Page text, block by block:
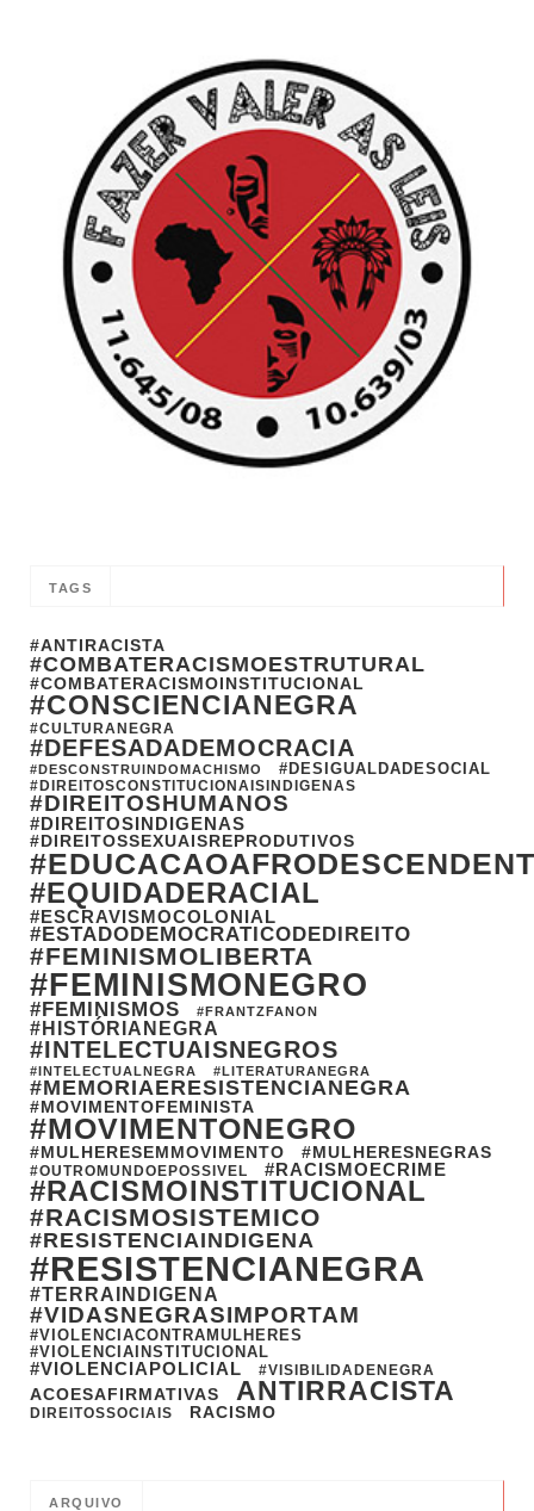
TAGS
#ANTIRACISTA
#COMBATERACISMOESTRUTURAL
#COMBATERACISMOINSTITUCIONAL
#CONSCIENCIANEGRA
#CULTURANEGRA
#DEFESADADEMOCRACIA
#DESCONSTRUINDOMACHISMO #DESIGUALDADESOCIAL
#DIREITOSCONSTITUCIONAISINDIGENAS
#DIREITOSHUMANOS
#DIREITOSINDIGENAS
#DIREITOSSEXUAISREPRODUTIVOS
#EQUIDADERACIAL
#ESCRAVISMOCOLONIAL
#ESTADODEMOCRATICODEDIREITO
#FEMINISMOLIBERTA
#FEMINISMONEGRO
#FEMINISMOS #FRANTZFANON
#HISTÓRIANEGRA
#INTELECTUAISNEGROS
#INTELECTUALNEGRA #LITERATURANEGRA
#MEMORIAERESISTENCIANEGRA
#MOVIMENTOFEMINISTA
#MOVIMENTONEGRO
#MULHERESEMMOVIMENTO #MULHERESNEGRAS
#OUTROMUNDOEPOSSIVEL #RACISMOECRIME
#RACISMOINSTITUCIONAL
#RACISMOSISTEMICO
#RESISTENCIAINDIGENA
#RESISTENCIANEGRA
#TERRAINDIGENA
#VIDASNEGRASIMPORTAM
#VIOLENCIACONTRAMULHERES
#VIOLENCIAINSTITUCIONAL
#VIOLENCIAPOLICIAL #VISIBILIDADENEGRA
ACOESAFIRMATIVAS ANTIRRACISTA
DIREITOSSOCIAIS RACISMO
ARQUIVO